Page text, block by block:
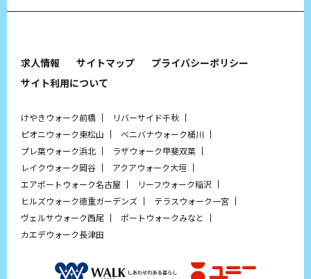
求人情報 サイトマップ
プライバシーポリシー
サイト利用について
けやきウォーク前橋
リバーサイド千秋
ピオニウォーク東松山
ベニバナウォーク桶川
プレ葉ウォーク浜北
ラザウォーク甲斐双葉
レイクウォーク岡谷
アクアウォーク大垣
エアポートウォーク名古屋
リーフウォーク稲沢
ヒルズウォーク徳重ガーデンズ
テラスウォーク一宮
ヴェルサウォーク西尾
ポートウォークみなと
カエデウォーク長津田